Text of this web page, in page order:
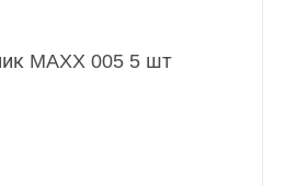
MAXX 005 5 шт